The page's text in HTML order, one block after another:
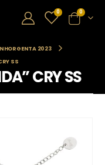
0 0
2023
SS
CRY SS